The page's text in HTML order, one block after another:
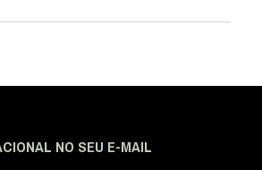
NO SEU E-MAIL